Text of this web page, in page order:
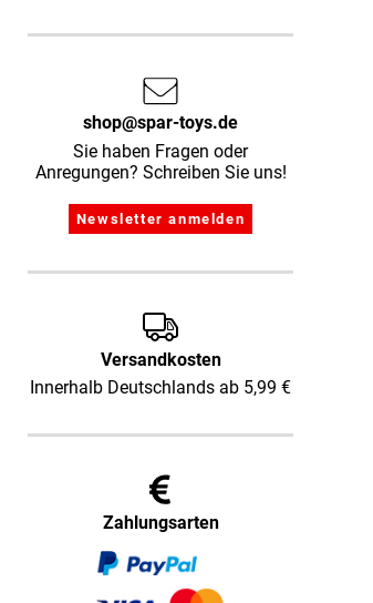
shop@spar-toys.de
Sie haben Fragen oder
Anregungen? Schreiben Sie uns!
Versandkosten
Innerhalb Deutschlands ab 5,99 €
Zahlungsarten